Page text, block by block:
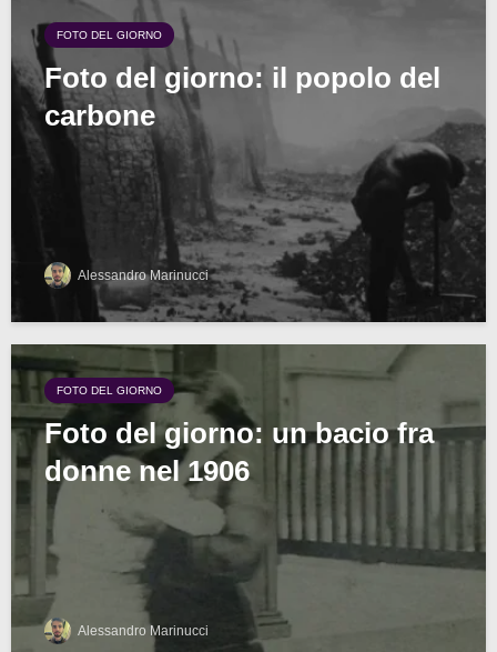
FOTO DEL GIORNO
Foto del giorno: il popolo del
carbone
Alessandro Marinucci
FOTO DEL GIORNO
Foto del giorno: un bacio fra
donne nel 1906
Alessandro Marinucci